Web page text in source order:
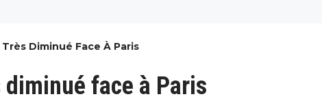
Très Diminué Face À Paris
diminué face à Paris